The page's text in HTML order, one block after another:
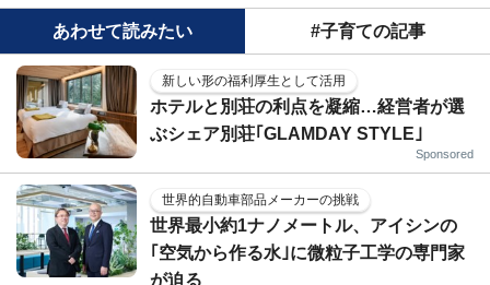
あわせて読みたい #子育ての記事
新しい形の福利厚生として活用
ホテルと別荘の利点を凝縮…経営者が選
ぶシェア別荘｢GLAMDAY STYLE｣
Sponsored
世界的自動車部品メーカーの挑戦
世界最小約1ナノメートル、アイシンの
｢空気から作る水｣に微粒子工学の専門家
が迫る